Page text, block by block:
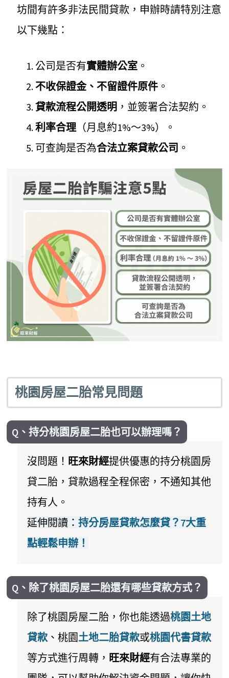
坊間有許多非法民間貸款，申辦時請特別注意
以下幾點：
公司是否有實體辦公室 。
不收保證金、不留證件原件 。
貸款流程公開透明 ，並簽署合法契約。
利率合理（月息約1%～3%）。
可查詢是否為合法立案貸款公司 。
桃園房屋二胎常見問題
Q、持分桃園房屋二胎也可以辦理嗎？
沒問題！ 旺來財經提供優惠的持分桃園房
貸二胎，貸款過程全程保密，不通知其他
持有人。
延伸閱讀：持分房屋貸款怎麼貸？7大重
點輕鬆申辦！
Q、除了桃園房屋二胎還有哪些貸款方式？
除了桃園房屋二胎，你也能透過桃園土地
貸款、桃園土地二胎貸款或桃園代書貸款
等方式進行周轉， 旺來財經有合法專業的